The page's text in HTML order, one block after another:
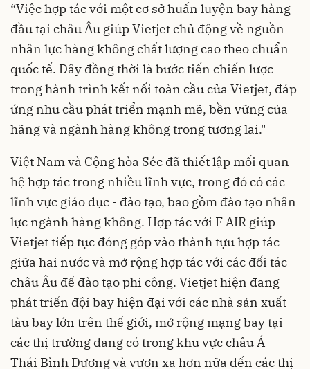
“Việc hợp tác với một cơ sở huấn luyện bay hàng
đầu tại châu Âu giúp Vietjet chủ động về nguồn
nhân lực hàng không chất lượng cao theo chuẩn
quốc tế. Đây đồng thời là bước tiến chiến lược
trong hành trình kết nối toàn cầu của Vietjet, đáp
ứng nhu cầu phát triển mạnh mẽ, bền vững của
hãng và ngành hàng không trong tương lai."
Việt Nam và Cộng hòa Séc đã thiết lập mối quan
hệ hợp tác trong nhiều lĩnh vực, trong đó có các
lĩnh vực giáo dục - đào tạo, bao gồm đào tạo nhân
lực ngành hàng không. Hợp tác với F AIR giúp
Vietjet tiếp tục đóng góp vào thành tựu hợp tác
giữa hai nước và mở rộng hợp tác với các đối tác
châu Âu để đào tạo phi công. Vietjet hiện đang
phát triển đội bay hiện đại với các nhà sản xuất
tàu bay lớn trên thế giới, mở rộng mạng bay tại
các thị trường đang có trong khu vực châu Á –
Thái Bình Dương và vươn xa hơn nữa đến các thị